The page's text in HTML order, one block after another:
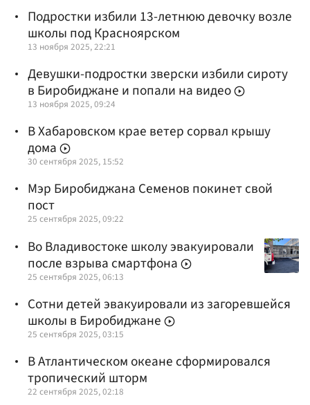
Подростки избили 13-летнюю девочку возле
школы под Красноярском
13 ноября 2025, 22:21
Девушки-подростки зверски избили сироту
в Биробиджане и попали на видео
13 ноября 2025, 09:24
В Хабаровском крае ветер сорвал крышу
дома
30 сентября 2025, 15:52
Мэр Биробиджана Семенов покинет свой
пост
25 сентября 2025, 09:22
Во Владивостоке школу эвакуировали
после взрыва смартфона
25 сентября 2025, 06:13
Сотни детей эвакуировали из загоревшейся
школы в Биробиджане
25 сентября 2025, 03:15
В Атлантическом океане сформировался
тропический шторм
22 сентября 2025, 02:18